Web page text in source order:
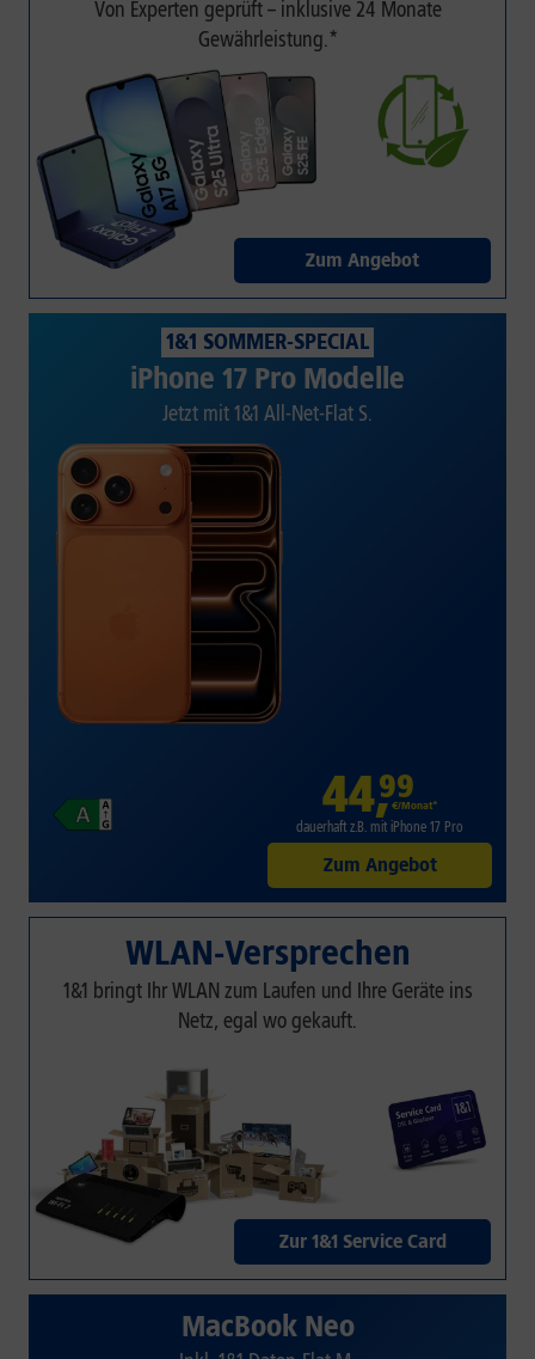
Von Experten geprüft – inklusive 24 Monate
Gewährleistung.*
Zum Angebot
1&1 SOMMER-SPECIAL
iPhone 17 Pro Modelle
Jetzt mit 1&1 All-Net-Flat S.
44,99
€/Monat*
dauerhaft z.B. mit iPhone 17 Pro
Zum Angebot
WLAN-Versprechen
1&1 bringt Ihr WLAN zum Laufen und Ihre Geräte ins
Netz, egal wo gekauft.
Zur 1&1 Service Card
MacBook Neo